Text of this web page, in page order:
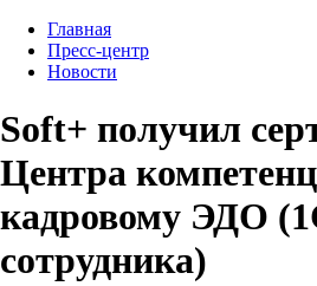
Главная
Пресс-центр
Новости
Soft+ получил
Центра
кадровому ЭДО
сотрудника)